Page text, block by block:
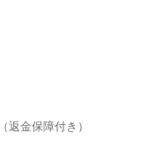
返金保障付き）